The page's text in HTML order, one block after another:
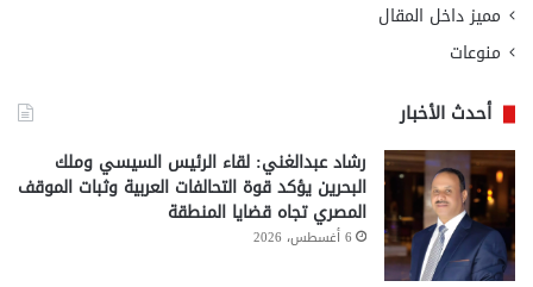
مميز داخل المقال
منوعات
أحدث الأخبار
رشاد عبدالغني: لقاء الرئيس السيسي وملك
البحرين يؤكد قوة التحالفات العربية وثبات الموقف
المصري تجاه قضايا المنطقة
6 أغسطس، 2026